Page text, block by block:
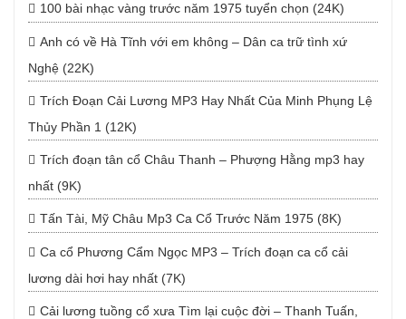
100 bài nhạc vàng trước năm 1975 tuyển chọn (24K)
Anh có về Hà Tĩnh với em không – Dân ca trữ tình xứ
Nghệ (22K)
Trích Đoạn Cải Lương MP3 Hay Nhất Của Minh Phụng Lệ
Thủy Phần 1 (12K)
Trích đoạn tân cổ Châu Thanh – Phượng Hằng mp3 hay
nhất (9K)
Tấn Tài, Mỹ Châu Mp3 Ca Cổ Trước Năm 1975 (8K)
Ca cổ Phương Cẩm Ngọc MP3 – Trích đoạn ca cổ cải
lương dài hơi hay nhất (7K)
Cải lương tuồng cổ xưa Tìm lại cuộc đời – Thanh Tuấn,